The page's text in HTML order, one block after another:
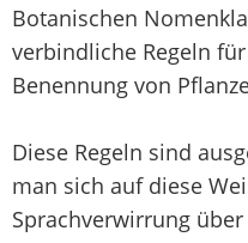
Botanischen
verbindliche Regeln
Benennung von
Diese Regeln sind
man sich auf diese
Sprachverwirrung